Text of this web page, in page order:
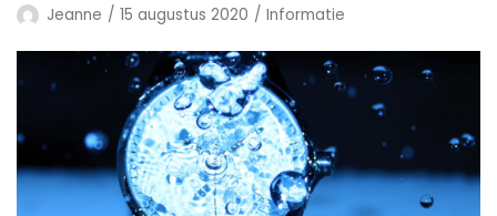
Smartwatches
Horloge voor kinderen
Gezondheidshorloge
Golfhorloge
Accessoires
Reviews
Apple
Fitbit
Nieuws
Jeanne 15 augustus 2020 Informatie